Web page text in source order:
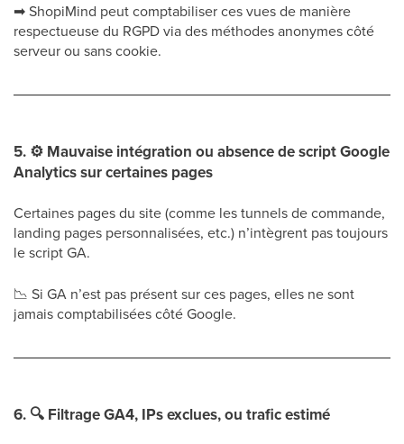
➡ShopiMind peut comptabiliser ces vues de manière
respectueuse du RGPD via des méthodes anonymes côté
serveur ou sans cookie.
5. ⚙ Mauvaise intégration ou absence de script Google
Analytics sur certaines pages
Certaines pages du site (comme les tunnels de commande,
landing pages personnalisées, etc.) n’intègrent pas toujours
le script GA.
📉 Si GA n’est pas présent sur ces pages, elles ne sont
jamais comptabilisées côté Google.
6. 🔍 Filtrage GA4, IPs exclues, ou trafic estimé